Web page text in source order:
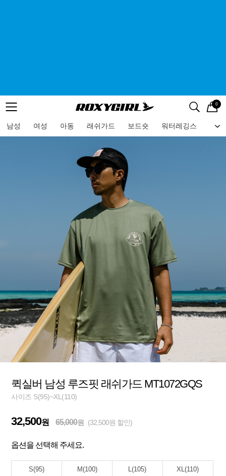
메뉴 검색
로고 0
남성 여성 아동 래쉬가드 보드숏 워터레깅스 비
메뉴
퀵실버 남성 루즈핏 래쉬가드 MT1072GQS
사이즈 S(95)~XL(110)
32,500원 65,000원 (32,500원 할인)
옵션을 선택해 주세요.
S(95) M(100) L(105) XL(110)